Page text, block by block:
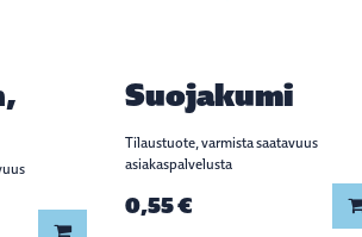
Lisää koriin
Suojakumi
Tilaustuote, varmista saatavuus
asiakaspalvelusta
0,55 €